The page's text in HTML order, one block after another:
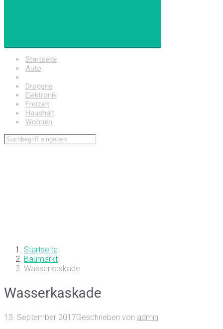
Startseite
Auto
Drogerie
Elektronik
Freizeit
Haushalt
Wohnen
Startseite
Baumarkt
Wasserkaskade
Wasserkaskade
13. September 2017Geschrieben von admin